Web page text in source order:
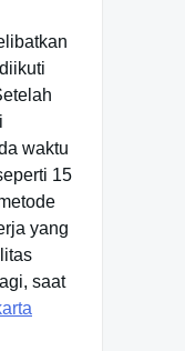
waktu
15
yang
saat